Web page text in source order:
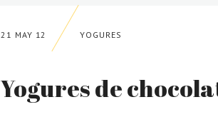
21 MAY 12 YOGURES
Yogures de